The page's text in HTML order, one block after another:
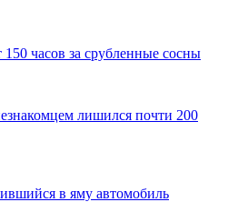
часов за срубленные сосны
лишился почти 200
в яму автомобиль